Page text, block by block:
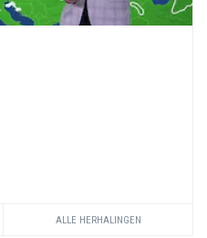
ALLE HERHALINGEN